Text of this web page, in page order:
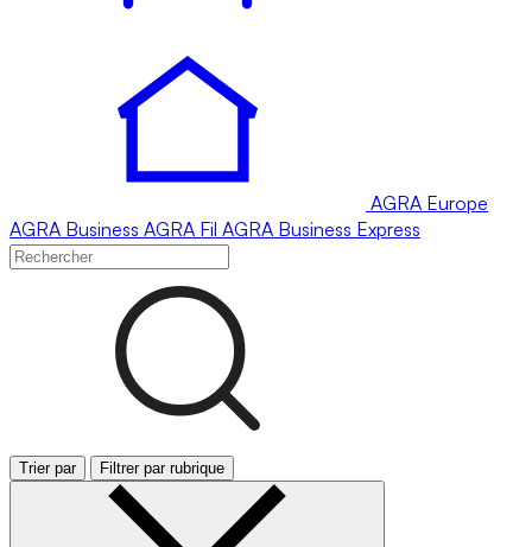
AGRA Europe
AGRA Business AGRA Fil AGRA Business Express
Trier par Filtrer par rubrique